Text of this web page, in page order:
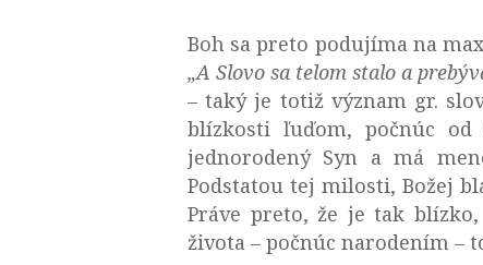
Boh sa preto podujíma na
„A Slovo sa telom stalo a
– taký je totiž význam gr.
blízkosti ľuďom, počnúc od
jednorodený Syn a má
Podstatou tej milosti, Božej
Práve preto, že je tak
života – počnúc narodením –